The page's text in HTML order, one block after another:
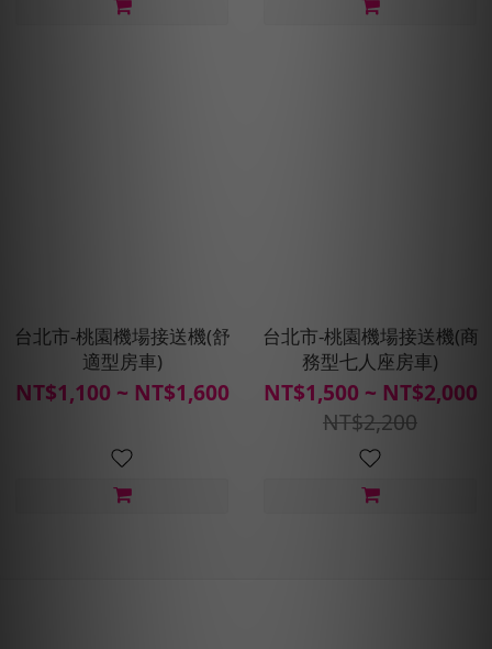
台北市-桃園機場接送機(舒
適型房車)
NT$1,100 ~ NT$1,600
台北市-桃園機場接送機(商
務型七人座房車)
NT$1,500 ~ NT$2,000
NT$2,200